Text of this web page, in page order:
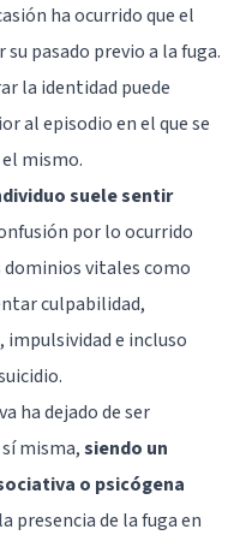
ha ocurrido que el
pasado previo a la fuga.
la identidad puede
al episodio en el que se
mismo.
suele sentir
por lo ocurrido
vitales como
culpabilidad,
e incluso
ha dejado de ser
misma,siendo un
o psicógena
presencia de la fuga en